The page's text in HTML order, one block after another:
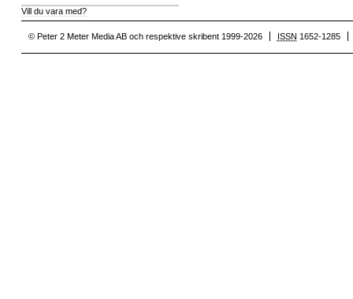
Vill du vara med?
© Peter 2 Meter Media AB och respektive skribent 1999-2026 ISSN 1652-1285